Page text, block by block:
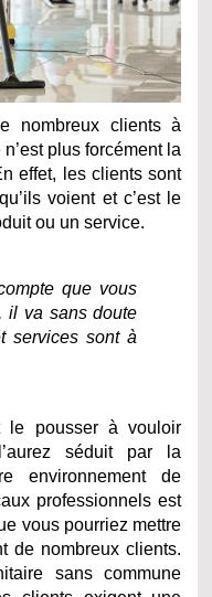
nombreux clients à
plus forcément la
effet, les clients sont
voient et c’est le
ou un service.
que vous
il va sans doute
services sont à
le pousser à vouloir
séduit par la
environnement de
professionnels est
vous pourriez mettre
de nombreux clients.
sans commune